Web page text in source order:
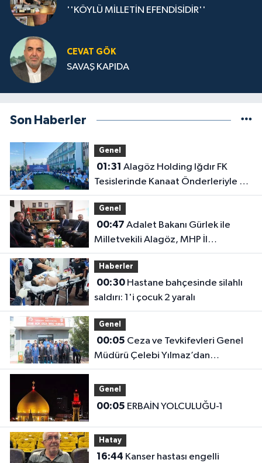
gelemeyeceklerdir. Olur ya şayet galip
İsrail’in elde etmek istediği önemli
coğrafyalardır. Eğer siyonizme hizmet edilirse,
''KÖYLÜ MİLLETİN EFENDİSİDİR''
CEVAT GÖK
SAVAŞ KAPIDA
Son Haberler
Genel
01:31
Tesislerinde Kanaat Önderleriyle Bir
Araya Geldiler
Genel
00:47
Milletvekili Alagöz, MHP İl
Başkanlığını Ziyaret Etti
Haberler
00:30Hastane bahçesinde silahlı
saldırı: 1'i çocuk 2 yaralı
Genel
00:05
Müdürü Çelebi Yılmaz’dan
Iğdır’daki Kurumlara Ziyaret ve
Üretim İncelemesi
Genel
00:05 ERBAİN YOLCULUĞU-1
Hatay
16:44